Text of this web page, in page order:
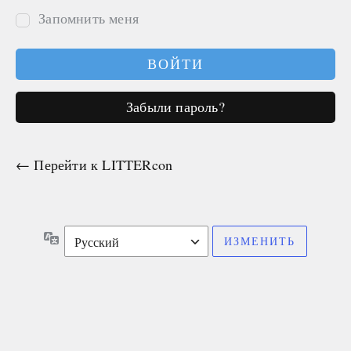
Запомнить меня
Забыли пароль?
← Перейти к LITTERcon
Язык